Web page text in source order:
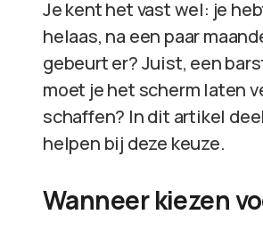
Je kent het vast wel: je
helaas, na een paar
gebeurt er? Juist, een
moet je het scherm laten
schaffen? In dit artikel
helpen bij deze keuze.
Wanneer kiezen